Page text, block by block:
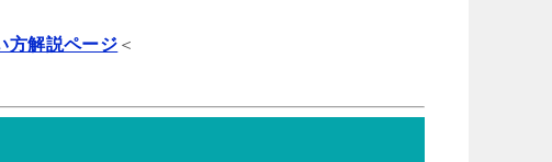
方解説ページ ＜